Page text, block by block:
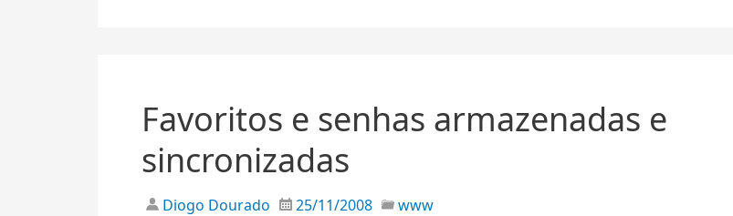
Favoritos e senhas armazenadas e
sincronizadas
Diogo Dourado 25/11/2008
www